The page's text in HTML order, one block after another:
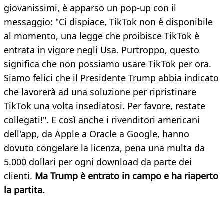
giovanissimi, è apparso un pop-up con il
messaggio: "Ci dispiace, TikTok non è disponibile
al momento, una legge che proibisce TikTok è
entrata in vigore negli Usa. Purtroppo, questo
significa che non possiamo usare TikTok per ora.
Siamo felici che il Presidente Trump abbia indicato
che lavorerà ad una soluzione per ripristinare
TikTok una volta insediatosi. Per favore, restate
collegati!". E così anche i rivenditori americani
dell'app, da Apple a Oracle a Google, hanno
dovuto congelare la licenza, pena una multa da
5.000 dollari per ogni download da parte dei
clienti. Ma Trump è entrato in campo e ha riaperto
la partita.